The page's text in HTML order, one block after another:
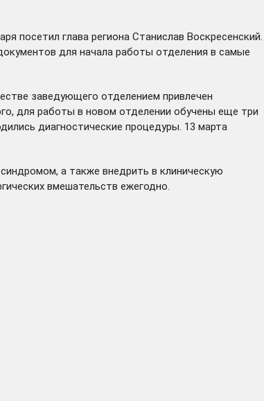
посетил глава региона Станислав Воскресенский.
для начала работы отделения в самые
заведующего отделением привлечен
для работы в новом отделении обучены еще три
диагностические процедуры. 13 марта
а также внедрить в клиническую
вмешательств ежегодно.